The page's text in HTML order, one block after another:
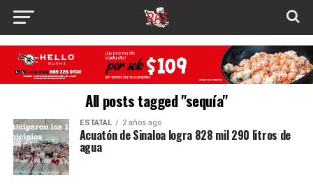
All posts tagged "sequía"
ESTATAL 2 años ago
Acuatón de Sinaloa logra 828 mil 290 litros de
agua